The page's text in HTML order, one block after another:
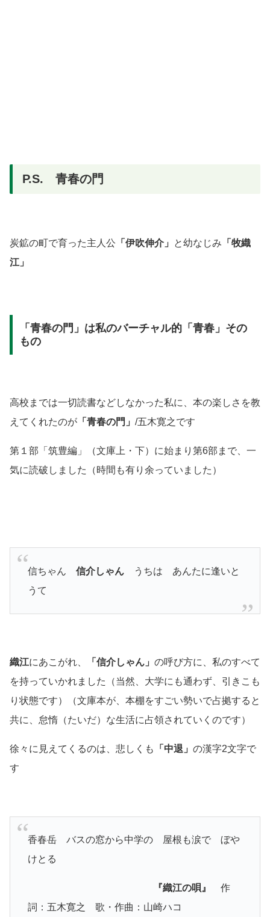
P.S. 青春の門
炭鉱の町で育った主人公 「伊吹伸介」 と幼なじみ 「牧織
江」
「青春の門」は私のバーチャル的「青春」その
もの
高校までは一切読書などしなかった私に、本の楽しさを教
えてくれたのが 「青春の門」 /五木寛之です
第１部「筑豊編」（文庫上・下）に始まり第6部まで、一
気に読破しました（時間も有り余っていました）
信ちゃん 信介しゃんうちは あんたに逢いと
うて
織江にあこがれ、 「信介しゃん」 の呼び方に、私のすべて
を持っていかれました
（当然、大学にも通わず、引きこも
り状態です）（文庫本が、本棚をすごい勢いで占拠すると
共に、怠惰（たいだ）な生活に占領されていくのです）
徐々に見えてくるのは、悲しくも 「中退」 の漢字2文字で
す
香春岳 バスの窓から中学の 屋根も涙で ぼや
けとる
『織江の唄』 作
詞：五木寛之 歌・作曲：山崎ハコ